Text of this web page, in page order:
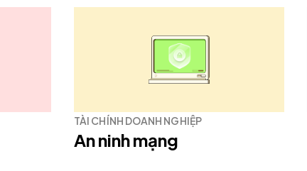
TÀI CHÍNH DOANH NGHIỆP
An ninh mạng